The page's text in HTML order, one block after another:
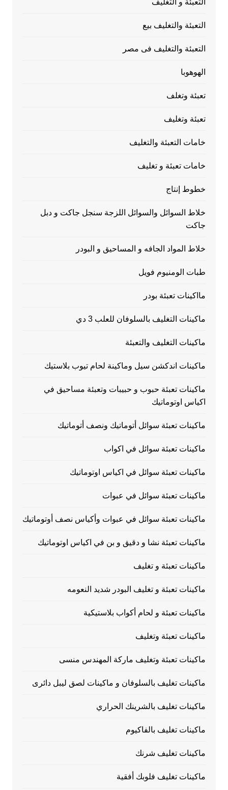
التعبئة و التغليف
التعبئة والتغليف بيع
التعبئة والتغليف فى مصر
الهوهوبا
تعبئة وتغلف
تعبئة وتغليف
خامات التعبئة والتغليف
خامات تعبئة و تغليف
خطوط إنتاج
خلاط السوائل والسوائل اللزجة سنجل جاكت و دبل
جاكت
خلاط المواد الجافه و المساحيق و البودر
طبات الومنيوم فويل
مااكينات تعبئة بودر
ماكينات التغليف بالسلوفان للعلب 3 دي
ماكينات التغليف والتعبئة
ماكينات اندكشن سيل وماكينة لحام تيوب بلاستيك
ماكينات تعبئة حبوب و حبيبات وتعبئة مساحيق في
اكياس اوتوماتيك
ماكينات تعبئة سوائل أتوماتيك ونصف أتوماتيك
ماكينات تعبئة سوائل في اكواب
ماكينات تعبئة سوائل في اكياس اوتوماتيك
ماكينات تعبئة سوائل في عبوات
ماكينات تعبئة سوائل في عبوات وأكياس نصف أوتوماتيك
ماكينات تعبئة نشا و دقيق و بن في اكياس اوتوماتيك
ماكينات تعبئة و تغليف
ماكينات تعبئة و تغليف البودر شديد النعومه
ماكينات تعبئة و لحام أكواب بلاستيكية
ماكينات تعبئة وتغليف
ماكينات تعبئة وتغليف ماركة المهندس منسى
ماكينات تغليف بالسلوفان و ماكينات لصق ليبل دائرى
ماكينات تغليف بالشرينك الحراري
ماكينات تغليف بالفاكيوم
ماكينات تغليف شرنك
ماكينات تغليف فلوبك أفقية